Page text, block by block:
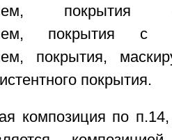
покрытия с
покрытия,
покрытия.
композиция по